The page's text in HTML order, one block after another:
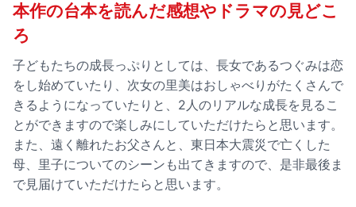
本作の台本を読んだ感想やドラマの見どこ
ろ
子どもたちの成長っぷりとしては、長女であるつぐみは恋
をし始めていたり、次女の里美はおしゃべりがたくさんで
きるようになっていたりと、2人のリアルな成長を見るこ
とができますので楽しみにしていただけたらと思います。
また、遠く離れたお父さんと、東日本大震災で亡くした
母、里子についてのシーンも出てきますので、是非最後ま
で見届けていただけたらと思います。